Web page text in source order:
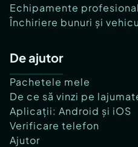
Echipamente
Închiriere bunuri și
De ajutor
Pachetele mele
De ce să vinzi pe
Aplicații: Android și iOS
Verificare telefon
Ajutor